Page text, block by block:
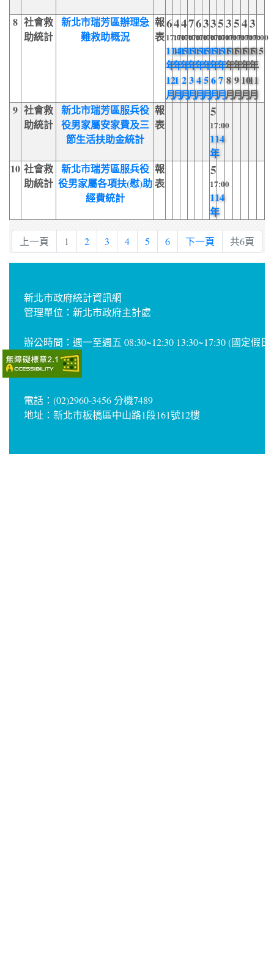
8 社會救
助統計
新北市瑞芳區辦理急
難救助概況
報
表
6
17:00
114
年
12
月
4
17:00
115
年
1
月
4
17:00
115
年
2
月
7
17:00
115
年
3
月
6
17:00
115
年
4
月
3
17:00
115
年
5
月
3
17:00
115
年
6
月
5
17:00
115
年
7
月
3
17:00
115
年
8
月
5
17:00
115
年
9
月
4
17:00
115
年
10
月
3
17:00
115
年
11
月
9 社會救
助統計
新北市瑞芳區服兵役
役男家屬安家費及三
節生活扶助金統計
報
表
5
17:00
114
年
10 社會救
助統計
新北市瑞芳區服兵役
役男家屬各項扶(慰)助
經費統計
報
表
5
17:00
114
年
上一頁 1 2 3 4 5 6 下一頁 共6頁
新北市政府統計資訊網
管理單位：新北市政府主計處
辦公時間：週一至週五 08:30~12:30 13:30~17:30 (國定假日
電話：(02)2960-3456 分機7489
地址：新北市板橋區中山路1段161號12樓